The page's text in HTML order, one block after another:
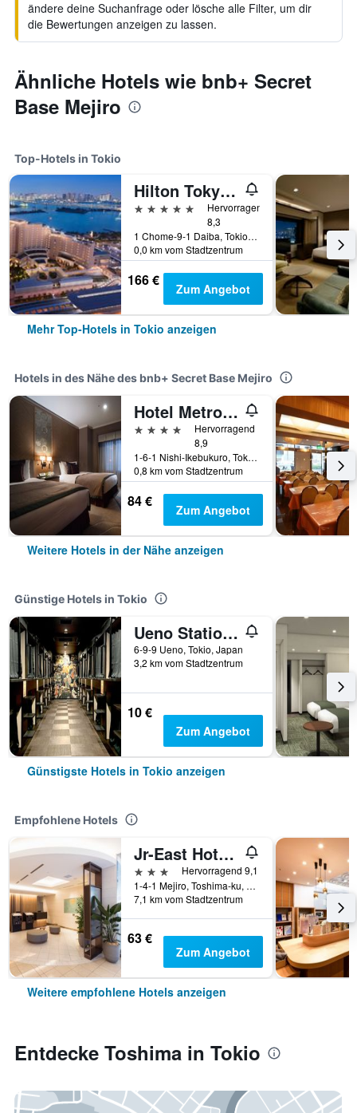
ändere deine Suchanfrage oder lösche alle Filter, um dir
die Bewertungen anzeigen zu lassen.
Ähnliche Hotels wie bnb+ Secret
Base Mejiro
Top-Hotels in Tokio
Hilton Tokyo Odaiba
5 Sterne
Hervorragend
8,3
1 Chome-9-1 Daiba, Tokio, Japan
0,0 km vom Stadtzentrum
166 € Zum Angebot
Mehr Top-Hotels in Tokio anzeigen
Hotels in des Nähe des bnb+ Secret Base Mejiro
Hotel Metropolitan Tokyo Ikebukuro
4 Sterne
Hervorragend
8,9
1-6-1 Nishi-Ikebukuro, Tokio, Japan
0,8 km vom Stadtzentrum
84 € Zum Angebot
Weitere Hotels in der Nähe anzeigen
Günstige Hotels in Tokio
Ueno Station Hostel Oriental 1 Male Only
6-9-9 Ueno, Tokio, Japan
3,2 km vom Stadtzentrum
10 €
Zum Angebot
Günstigste Hotels in Tokio anzeigen
Empfohlene Hotels
Jr-East Hotel Mets Mejiro
3 Sterne
Hervorragend 9,1
1-4-1 Mejiro, Toshima-ku, Tokio, Japan
7,1 km vom Stadtzentrum
63 €
Zum Angebot
Weitere empfohlene Hotels anzeigen
Entdecke Toshima in Tokio